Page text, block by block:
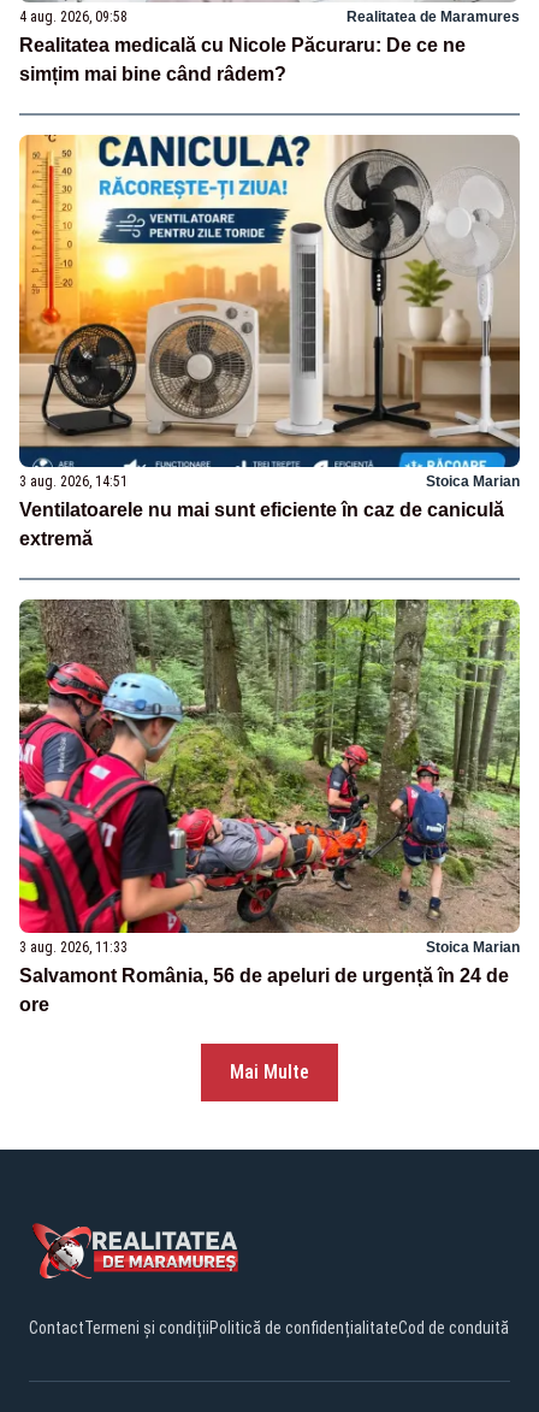
4 aug. 2026, 09:58 Realitatea de Maramures
Realitatea medicală cu Nicole Păcuraru: De ce ne
simțim mai bine când râdem?
3 aug. 2026, 14:51 Stoica Marian
Ventilatoarele nu mai sunt eficiente în caz de caniculă
extremă
3 aug. 2026, 11:33 Stoica Marian
Salvamont România, 56 de apeluri de urgență în 24 de
ore
Mai Multe
ContactTermeni și condițiiPolitică de confidențialitateCod de conduită